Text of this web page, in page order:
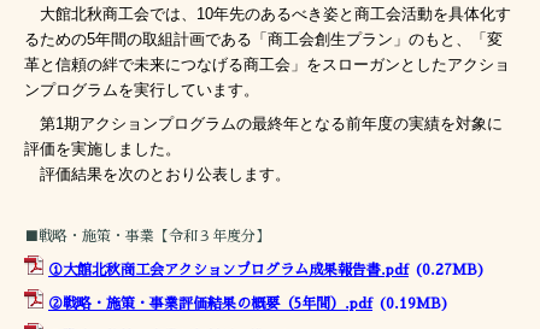
大館北秋商工会では、10年先のあるべき姿と商工会活動を具体化す
るための5年間の取組計画である「商工会創生プラン」のもと、「変
革と信頼の絆で未来につなげる商工会」をスローガンとしたアクショ
ンプログラムを実行しています。
第1期アクションプログラムの最終年となる前年度の実績を対象に
評価を実施しました。
評価結果を次のとおり公表します。
■戦略・施策・事業【令和３年度分】
①大館北秋商工会アクションプログラム成果報告書.pdf(0.27MB)
②戦略・施策・事業評価結果の概要（5年間）.pdf(0.19MB)